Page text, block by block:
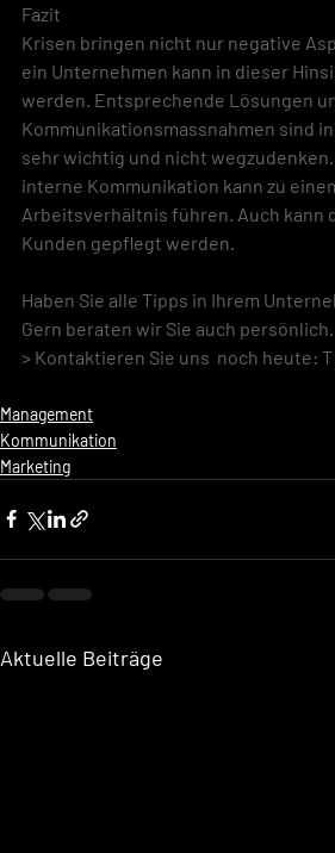
Fazit
Krisen bringen nicht nur negative
ein Unternehmen kann in dieser
werden. Entsprechende Lösungen
Kommunikationsmassnahmen sind
sehr wichtig und nicht
interne Kommunikation kann zu
Arbeitsverhältnis führen. Auch kann
Kunden gepflegt werden.
Haben Sie alle Tipps in Ihrem
Gern beraten wir Sie auch persönlich.
> Kontaktieren Sie uns  noch heute: T
Management
Kommunikation
Marketing
Aktuelle Beiträge